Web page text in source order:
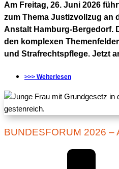
Am Freitag, 26. Juni 2026
zum Thema Justizvollzug an
Anstalt Hamburg-Bergedorf.
den komplexen
und Strafrechtspflege. Jetzt
>>> Weiterlesen
BUNDESFORUM 2026 –